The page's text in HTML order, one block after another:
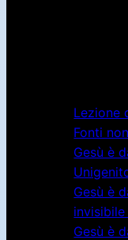
Lezione
Fonti
Gesù è
Gesù è
Gesù è